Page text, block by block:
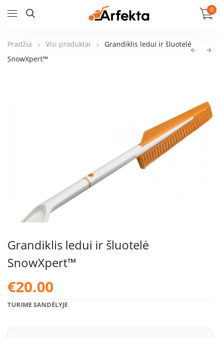
0
Pradžia Visi produktai
Grandiklis ledui ir šluotelė
SnowXpert™
Grandiklis ledui ir šluotelė
SnowXpert™
€20.00
TURIME SANDĖLYJE